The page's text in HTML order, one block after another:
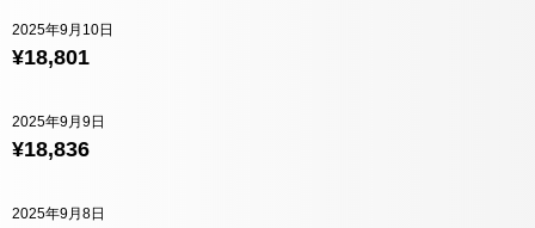
¥18,801
2025年9月10日
¥18,836
2025年9月9日
2025年9月8日